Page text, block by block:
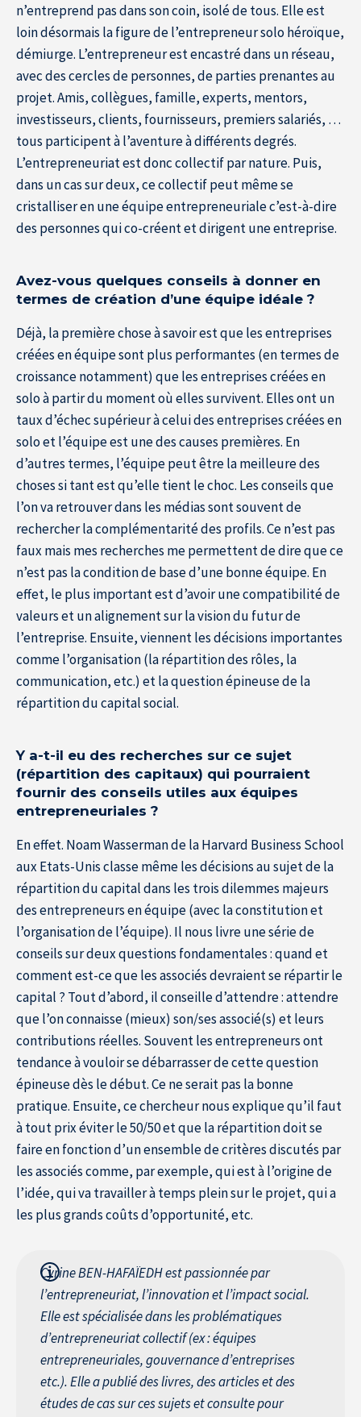
Accueil
À propos de l’IÉSEG
n’entreprend pas dans son coin, isolé de tous. Elle est
loin désormais la figure de l’entrepreneur solo héroïque,
démiurge. L’entrepreneur est encastré dans un réseau,
avec des cercles de personnes, de parties prenantes au
projet. Amis, collègues, famille, experts, mentors,
investisseurs, clients, fournisseurs, premiers salariés, …
tous participent à l’aventure à différents degrés.
L’entrepreneuriat est donc collectif par nature. Puis,
dans un cas sur deux, ce collectif peut même se
cristalliser en une équipe entrepreneuriale c’est-à-dire
des personnes qui co-créent et dirigent une entreprise.
Avez-vous quelques conseils à donner en
termes de création d’une équipe idéale ?
Déjà, la première chose à savoir est que les entreprises
créées en équipe sont plus performantes (en termes de
croissance notamment) que les entreprises créées en
solo à partir du moment où elles survivent. Elles ont un
taux d’échec supérieur à celui des entreprises créées en
solo et l’équipe est une des causes premières. En
d’autres termes, l’équipe peut être la meilleure des
choses si tant est qu’elle tient le choc. Les conseils que
l’on va retrouver dans les médias sont souvent de
rechercher la complémentarité des profils. Ce n’est pas
faux mais mes recherches me permettent de dire que ce
n’est pas la condition de base d’une bonne équipe. En
effet, le plus important est d’avoir une compatibilité de
valeurs et un alignement sur la vision du futur de
l’entreprise. Ensuite, viennent les décisions importantes
comme l’organisation (la répartition des rôles, la
communication, etc.) et la question épineuse de la
répartition du capital social.
Y a-t-il eu des recherches sur ce sujet
(répartition des capitaux) qui pourraient
fournir des conseils utiles aux équipes
entrepreneuriales ?
En effet. Noam Wasserman de la Harvard Business School
aux Etats-Unis classe même les décisions au sujet de la
répartition du capital dans les trois dilemmes majeurs
des entrepreneurs en équipe (avec la constitution et
l’organisation de l’équipe). Il nous livre une série de
conseils sur deux questions fondamentales : quand et
comment est-ce que les associés devraient se répartir le
capital ? Tout d’abord, il conseille d’attendre : attendre
que l’on connaisse (mieux) son/ses associé(s) et leurs
contributions réelles. Souvent les entrepreneurs ont
tendance à vouloir se débarrasser de cette question
épineuse dès le début. Ce ne serait pas la bonne
pratique. Ensuite, ce chercheur nous explique qu’il faut
à tout prix éviter le 50/50 et que la répartition doit se
faire en fonction d’un ensemble de critères discutés par
les associés comme, par exemple, qui est à l’origine de
l’idée, qui va travailler à temps plein sur le projet, qui a
les plus grands coûts d’opportunité, etc.
Cyrine BEN-HAFAÏEDH est passionnée par
l’entrepreneuriat, l’innovation et l’impact social.
Elle est spécialisée dans les problématiques
d’entrepreneuriat collectif (ex : équipes
entrepreneuriales, gouvernance d’entreprises
etc.). Elle a publié des livres, des articles et des
études de cas sur ces sujets et consulte pour